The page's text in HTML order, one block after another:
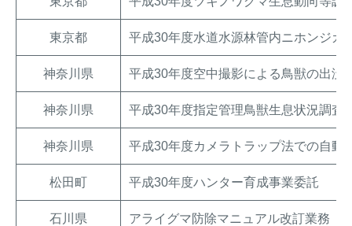
東京都 平成30年度水道水源林管内ニホンジカ
神奈川県 平成30年度空中撮影による鳥獣の出没
神奈川県 平成30年度指定管理鳥獣生息状況調査
神奈川県 平成30年度カメラトラップ法での自動
松田町 平成30年度ハンター育成事業委託
石川県 アライグマ防除マニュアル改訂業務